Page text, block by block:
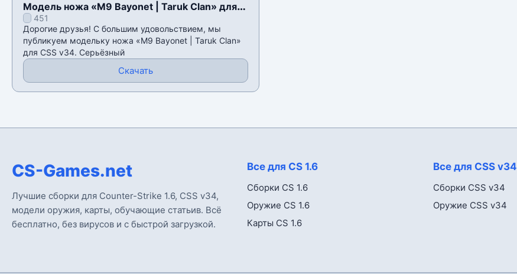
Модель ножа «M9 Bayonet | Taruk Clan» для
CSS v34
451
Дорогие друзья! С большим удовольствием, мы
публикуем модельку ножа «M9 Bayonet | Taruk Clan»
для CSS v34. Серьёзный
Скачать
CS-Games.net
Лучшие сборки для Counter-Strike 1.6, CSS v34,
модели оружия, карты, обучающие статьив. Всё
бесплатно, без вирусов и с быстрой загрузкой.
Все для CS 1.6
Сборки CS 1.6
Оружие CS 1.6
Карты CS 1.6
Все для CSS v34
Сборки CSS v34
Оружие CSS v34